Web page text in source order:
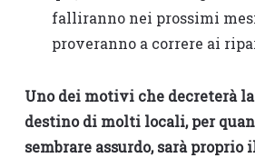
falliranno nei prossimi
proveranno a correre ai
Uno dei motivi che decreterà
destino di molti locali, per
sembrare assurdo, sarà proprio